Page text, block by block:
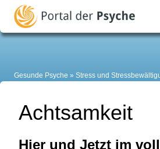
Gesunde Psyche Stress und
Achtsamkeit
Hier und Jetzt im